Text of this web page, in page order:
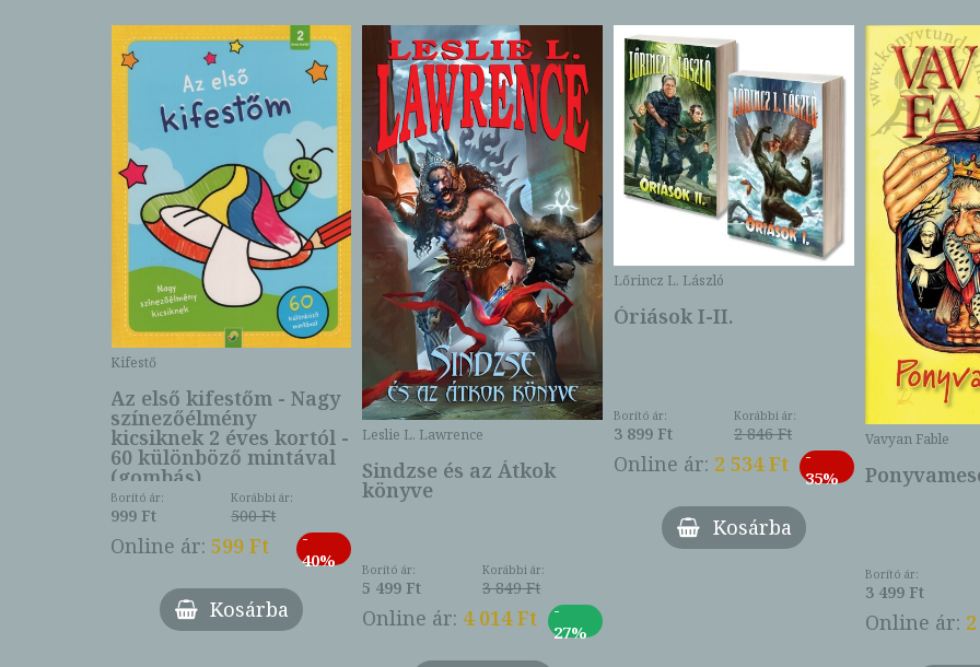
Kifestő
Az első kifestőm - Nagy
színezőélmény
kicsiknek 2 éves kortól -
60 különböző mintával
(gombás)
Borító ár:
999 Ft
Korábbi ár:
500 Ft
Online ár: 599 Ft
-
40%
Kosárba
Leslie L. Lawrence
Sindzse és az Átkok
könyve
Borító ár:
5 499 Ft
Korábbi ár:
3 849 Ft
Online ár: 4 014 Ft
-
27%
Lőrincz L. László
Óriások I-II.
Borító ár:
3 899 Ft
Korábbi ár:
2 846 Ft
Online ár: 2 534 Ft
-
35%
Kosárba
Vavyan Fable
Borító ár:
3 499 Ft
Online ár: